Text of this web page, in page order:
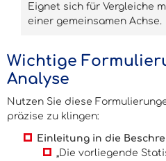
Eignet sich für Vergleiche
einer gemeinsamen Achse.
Wichtige
Analyse
Nutzen Sie diese
präzise zu klingen:
Einleitung in die
„Die vorliegende